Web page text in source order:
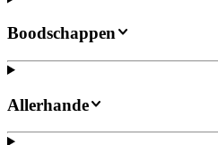
Boodschappen
Allerhande